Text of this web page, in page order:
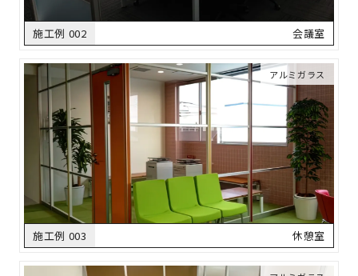
施工例 002 会議室
アルミガラス
施工例 003 休憩室